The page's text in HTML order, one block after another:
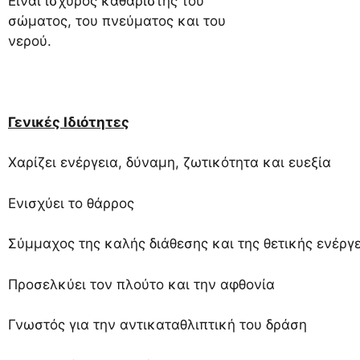
σώματος, του πνεύματος και του
νερού.
Γενικές Ιδιότητες
Χαρίζει ενέργεια, δύναμη, ζωτικότητα και ευεξία
Ενισχύει το θάρρος
Σύμμαχος της καλής διάθεσης και της θετικής
Προσελκύει τον πλούτο και την αφθονία
Γνωστός για την αντικαταθλιπτική του δράση